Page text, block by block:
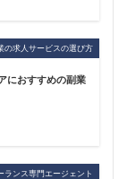
の求人サービスの選び方
におすすめの副業
ランス専門エージェント